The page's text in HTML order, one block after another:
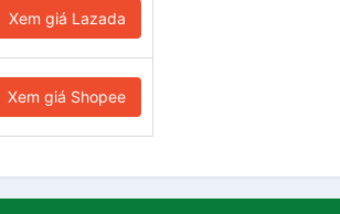
Xem giá Lazada
Xem giá Shopee